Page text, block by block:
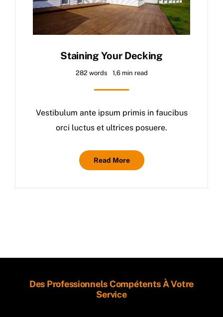
Staining Your Decking
282 words 1,6 min read
Vestibulum ante ipsum primis in faucibus
orci luctus et ultrices posuere.
Read More
Des Professionnels Compétents À Votre
Service